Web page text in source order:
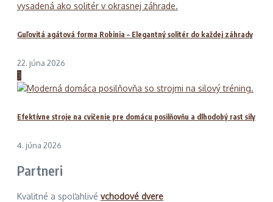
Guľovitá agátová forma Robinia – Elegantný solitér do každej záhrady
22. júna 2026
3
Efektívne stroje na cvičenie pre domácu posilňovňu a dlhodobý rast sily
4. júna 2026
Partneri
Kvalitné a spoľahlivé vchodové dvere